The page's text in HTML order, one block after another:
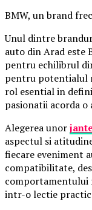
BMW, un brand
Unul dintre
auto din Arad este
pentru echilibrul
pentru potentialul
rol esential in
pasionatii acorda o
Alegerea unor
aspectul si
fiecare eveniment
compatibilitate,
comportamentului
intr-o lectie